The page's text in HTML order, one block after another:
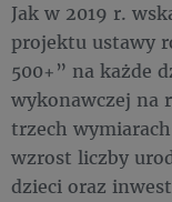
Jak w 2019 r.
projektu ustawy
500+” na każde
wykonawczej na
trzech
wzrost liczby
dzieci oraz